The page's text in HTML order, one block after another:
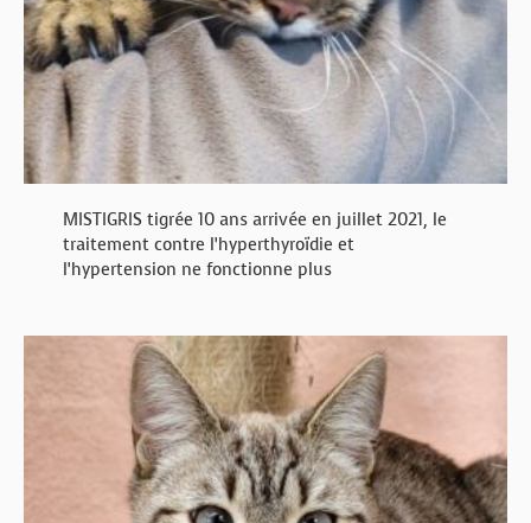
MISTIGRIS tigrée 10 ans arrivée en juillet 2021, le
traitement contre l’hyperthyroïdie et
l’hypertension ne fonctionne plus